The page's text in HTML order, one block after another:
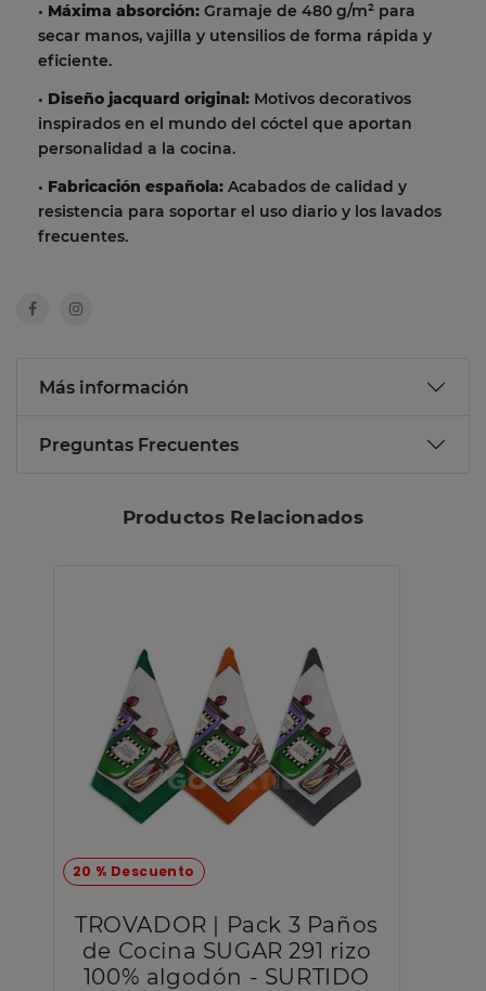
• Máxima absorción: Gramaje de 480 g/m² para
secar manos, vajilla y utensilios de forma rápida y
eficiente.
• Diseño jacquard original: Motivos decorativos
inspirados en el mundo del cóctel que aportan
personalidad a la cocina.
• Fabricación española: Acabados de calidad y
resistencia para soportar el uso diario y los lavados
frecuentes.
Más información
Preguntas Frecuentes
Productos Relacionados
20 % Descuento
TROVADOR | Pack 3 Paños
de Cocina SUGAR 291 rizo
100% algodón - SURTIDO